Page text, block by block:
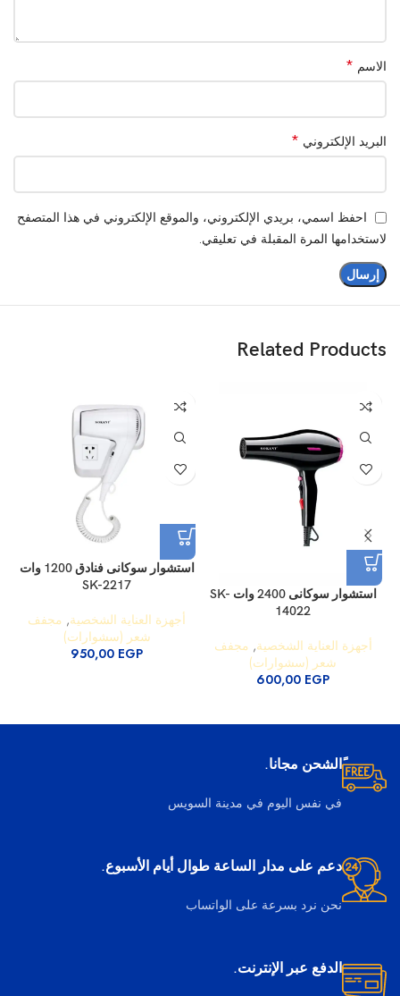
الاسم *
البريد الإلكتروني *
احفظ اسمي، بريدي الإلكتروني، والموقع الإلكتروني في هذا المتصفح
لاستخدامها المرة المقبلة في تعليقي.
Related Products
استشوار سوكانى 2400 وات SK-
14022
أجهزة العناية الشخصية, مجفف
شعر (سشوارات)
600,00 EGP
استشوار سوكانى فنادق 1200 وات
SK-2217
أجهزة العناية الشخصية, مجفف
شعر (سشوارات)
950,00 EGP
ًالشحن مجانا.
في نفس اليوم في مدينة السويس
دعم على مدار الساعة طوال أيام الأسبوع.
نحن نرد بسرعة على الواتساب
الدفع عبر الإنترنت.